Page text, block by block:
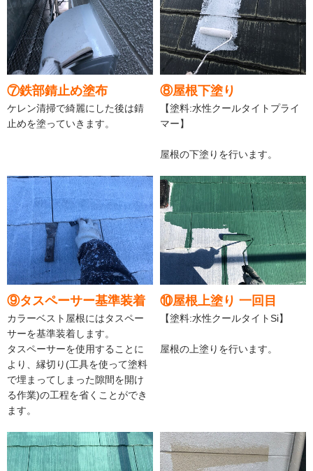
⑦鉄部錆止め塗布
ケレン清掃で綺麗にした後は錆
止めを塗っていきます。
⑧屋根下塗り
【塗料:水性クールタイトプライ
マー】
屋根の下塗りを行います。
⑨タスペーサー基準装着
カラーベスト屋根にはタスペー
サーを基準装着します。
タスペーサーを使用することに
より、縁切り(工具を使って塗料
で埋まってしまった隙間を開け
る作業)の工程を省くことができ
ます。
⑩屋根上塗り 一回目
【塗料:水性クールタイトSi】
屋根の上塗りを行います。